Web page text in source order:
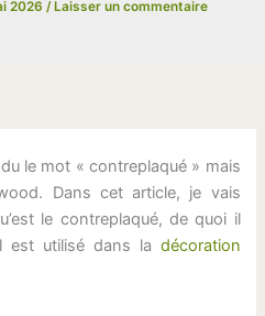
2026 /Laisser un commentaire
le mot « contreplaqué » mais
Dans cet article, je vais
le contreplaqué, de quoi il
utilisé dans la décoration